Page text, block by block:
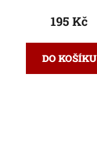
195 Kč
DO KOŠÍKU